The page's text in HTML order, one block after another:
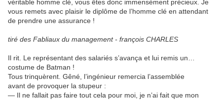
véritable homme clé, vous êtes donc immensément précieux. Je
vous remets avec plaisir le diplôme de l’homme clé en attendant
de prendre une assurance !
tiré des Fabliaux du management - françois CHARLES
Il rit. Le représentant des salariés s’avança et lui remis un…
costume de Batman !
Tous trinquèrent. Gêné, l’ingénieur remercia l’assemblée
avant de provoquer la stupeur :
— Il ne fallait pas faire tout cela pour moi, je n’ai fait que mon